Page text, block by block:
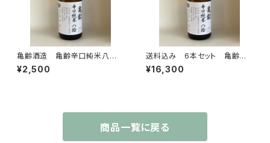
亀齢酒造 亀齢辛口純米八拾
生 2025年醸造 1800ml 2
025年12月発売
¥2,500
送料込み 6本セット 亀齢酒
造 亀齢辛口純米八拾生 202
5年醸造 1800ml 2025年1
¥16,300
商品一覧に戻る